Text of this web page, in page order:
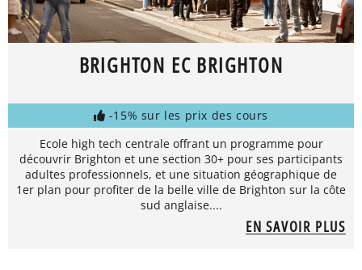
BRIGHTON EC BRIGHTON
-15% sur les prix des cours
Ecole high tech centrale offrant un programme pour
découvrir Brighton et une section 30+ pour ses participants
adultes professionnels, et une situation géographique de
1er plan pour profiter de la belle ville de Brighton sur la côte
sud anglaise....
EN SAVOIR PLUS